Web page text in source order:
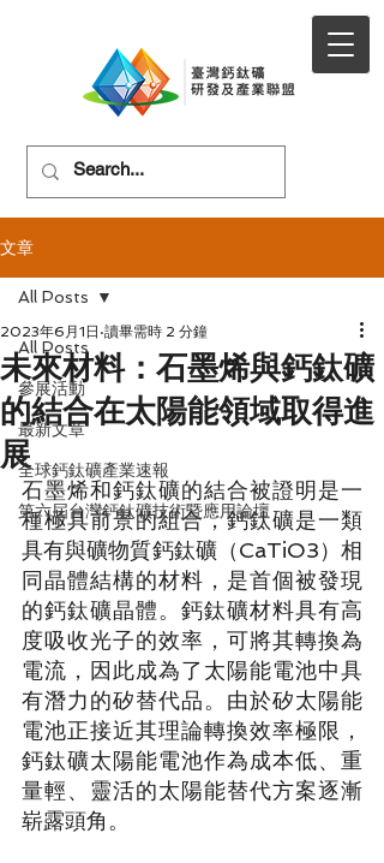
文章
All Posts
參展活動
最新文章
全球鈣鈦礦產業速報
第六屆台灣鈣鈦礦技術暨應用論壇
All Posts
未來材料：石墨烯與鈣鈦礦
的結合在太陽能領域取得進
展
2023年6月1日 讀畢需時 2 分鐘
石墨烯和鈣鈦礦的結合被證明是一
種極具前景的組合，鈣鈦礦是一類
具有與礦物質鈣鈦礦（CaTiO3）相
同晶體結構的材料，是首個被發現
的鈣鈦礦晶體。鈣鈦礦材料具有高
度吸收光子的效率，可將其轉換為
電流，因此成為了太陽能電池中具
有潛力的矽替代品。由於矽太陽能
電池正接近其理論轉換效率極限，
鈣鈦礦太陽能電池作為成本低、重
量輕、靈活的太陽能替代方案逐漸
崭露頭角。